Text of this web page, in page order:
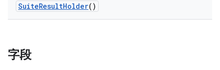
SuiteResultHolder()
字段